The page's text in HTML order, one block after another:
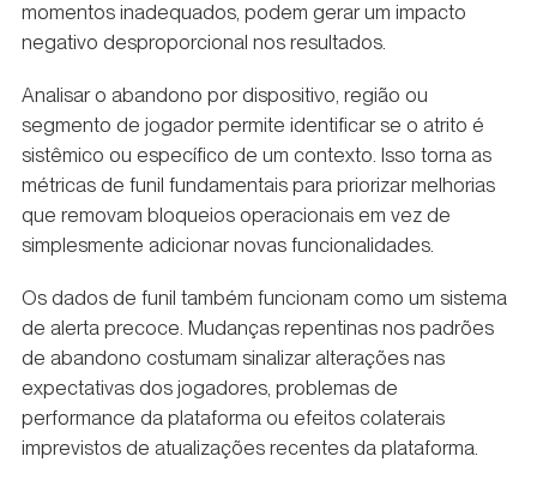
momentos inadequados, podem gerar um impacto
negativo desproporcional nos resultados.
Analisar o abandono por dispositivo, região ou
segmento de jogador permite identificar se o atrito é
sistêmico ou específico de um contexto. Isso torna as
métricas de funil fundamentais para priorizar melhorias
que removam bloqueios operacionais em vez de
simplesmente adicionar novas funcionalidades.
Os dados de funil também funcionam como um sistema
de alerta precoce. Mudanças repentinas nos padrões
de abandono costumam sinalizar alterações nas
expectativas dos jogadores, problemas de
performance da plataforma ou efeitos colaterais
imprevistos de atualizações recentes da plataforma.